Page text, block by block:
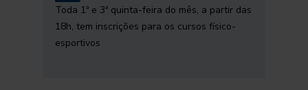
Toda 1ª e 3ª quinta-feira do mês, a partir das
18h, tem inscrições para os cursos físico-
esportivos